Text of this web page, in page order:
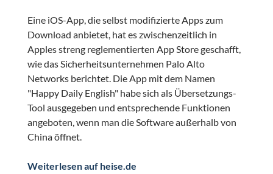
Eine iOS-App, die selbst modifizierte Apps zum
Download anbietet, hat es zwischenzeitlich in
Apples streng reglementierten App Store geschafft,
wie das Sicherheitsunternehmen Palo Alto
Networks berichtet. Die App mit dem Namen
"Happy Daily English" habe sich als Übersetzungs-
Tool ausgegeben und entsprechende Funktionen
angeboten, wenn man die Software außerhalb von
China öffnet.
Weiterlesen auf heise.de